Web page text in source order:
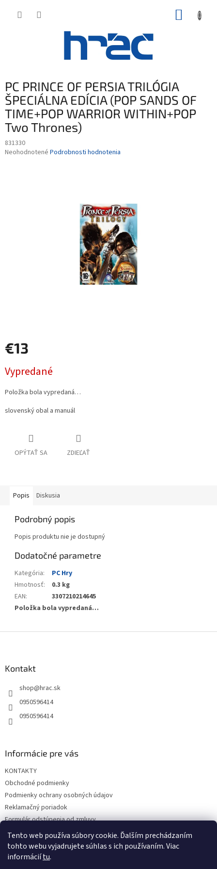
Tento web používa súbory cookie. Ďalším prechádzaním
tohto webu vyjadrujete súhlas s ich používaním. Viac
informáciítu.
PC PRINCE OF PERSIA TRILÓGIA
ŠPECIÁLNA EDÍCIA (POP SANDS OF
TIME+POP WARRIOR WITHIN+POP
Two Thrones)
831330
Priemerné
Neohodnotené Podrobnosti hodnotenia
€13
cena:
Vypredané
Položka bola vypredaná…
slovenský obal a manuál
OPÝTAŤ SA ZDIEĽAŤ
Popis Diskusia
Podrobný popis
Popis produktu nie je dostupný
Dodatočné parametre
Kategória:
PC Hry
Hmotnosť:
0.3 kg
EAN:
3307210214645
Položka bola vypredaná…
Kontakt
shop@hrac.sk
0950596414
0950596414
Informácie pre vás
KONTAKTY
Obchodné podmienky
Podmienky ochrany osobných údajov
Reklamačný poriadok
Formulár odstúpenia od zmluvy
Reklamačný formulár